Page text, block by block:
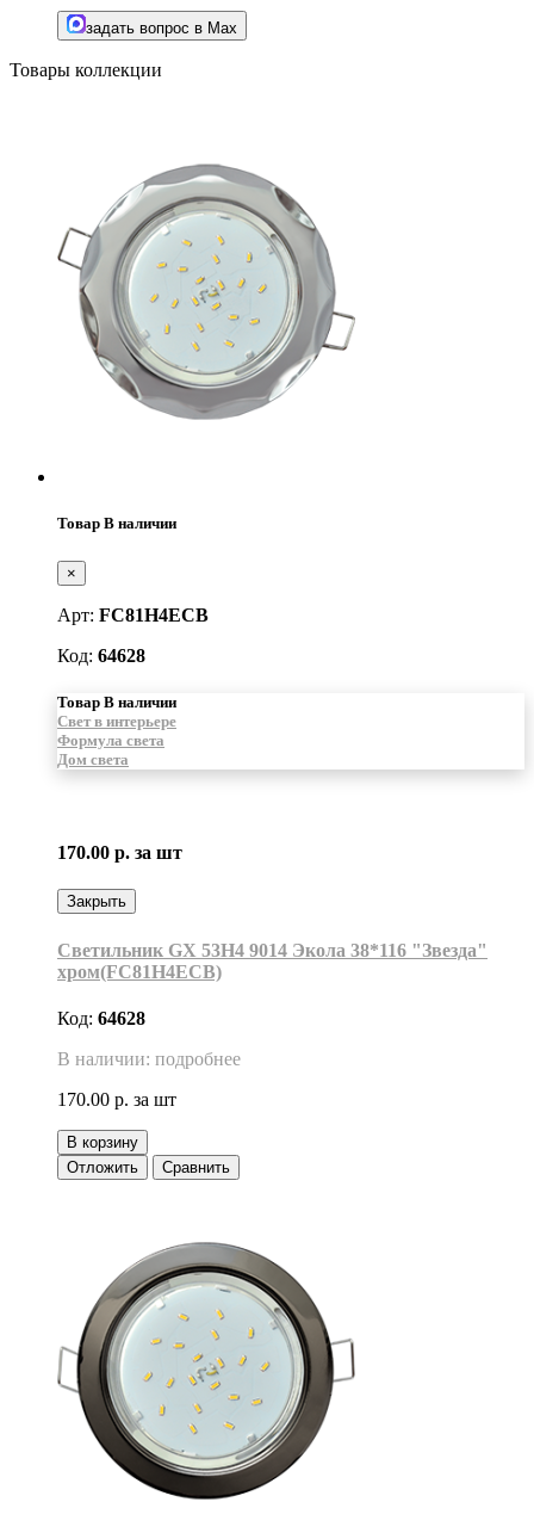
задать вопрос в Max
Товары коллекции
Товар В наличии
×
Арт: FC81H4ECB
Код: 64628
Товар В наличии
Свет в интерьере
Формула света
Дом света
170.00 р. за шт
Закрыть
Светильник GX 53H4 9014 Экола 38*116 "Звезда"
хром(FC81H4ECB)
Код: 64628
В наличии: подробнее
170.00 р. за шт
В корзину
Отложить
Сравнить